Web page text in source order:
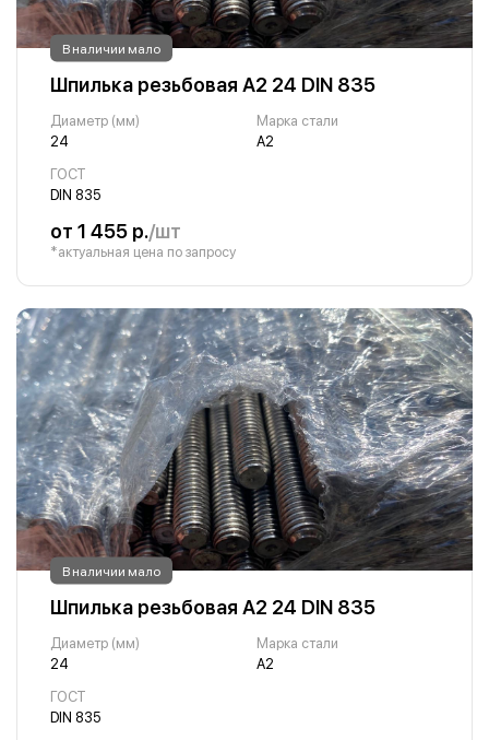
В наличии мало
Шпилька резьбовая А2 24 DIN 835
Диаметр (мм)
24
Марка стали
А2
ГОСТ
DIN 835
от 1 455 р./шт
*актуальная цена по запросу
В наличии мало
Шпилька резьбовая А2 24 DIN 835
Диаметр (мм)
24
Марка стали
А2
ГОСТ
DIN 835